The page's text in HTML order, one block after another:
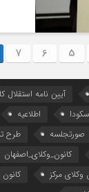
5
6
7
آیین ‌نامه استقلال
اطلاعیه
صورتجلسه طرح
کانون_وکلای_اصفهان
وکلای مرکز